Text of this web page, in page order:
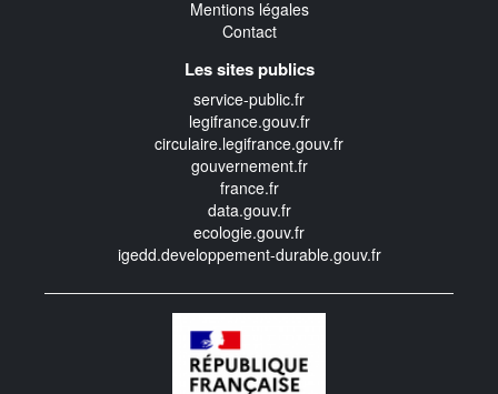
Mentions légales
Contact
Les sites publics
service-public.fr
legifrance.gouv.fr
circulaire.legifrance.gouv.fr
gouvernement.fr
france.fr
data.gouv.fr
ecologie.gouv.fr
igedd.developpement-durable.gouv.fr